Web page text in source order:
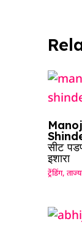
k
Shinde
सीट
इशारा
ट्रेंडिंग,